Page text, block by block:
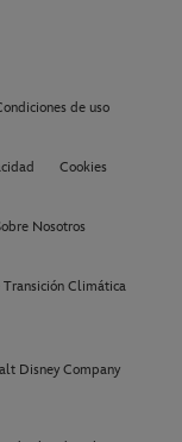
de uso
Cookies
Nosotros
Transición Climática
Disney Company